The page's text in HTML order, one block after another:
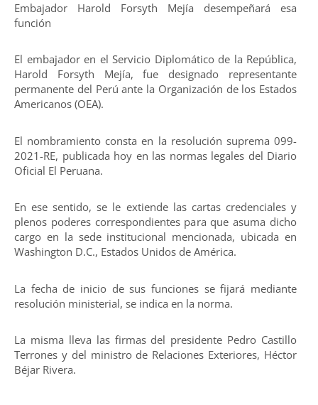
Embajador Harold Forsyth Mejía desempeñará esa
función
El embajador en el Servicio Diplomático de la República,
Harold Forsyth Mejía, fue designado representante
permanente del Perú ante la Organización de los Estados
Americanos (OEA).
El nombramiento consta en la resolución suprema 099-
2021-RE, publicada hoy en las normas legales del Diario
Oficial El Peruana.
En ese sentido, se le extiende las cartas credenciales y
plenos poderes correspondientes para que asuma dicho
cargo en la sede institucional mencionada, ubicada en
Washington D.C., Estados Unidos de América.
La fecha de inicio de sus funciones se fijará mediante
resolución ministerial, se indica en la norma.
La misma lleva las firmas del presidente Pedro Castillo
Terrones y del ministro de Relaciones Exteriores, Héctor
Béjar Rivera.